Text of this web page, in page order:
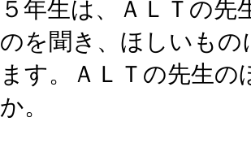
５年生は、ＡＬＴの
のを聞き、ほしいも
ます。ＡＬＴの先生
か。